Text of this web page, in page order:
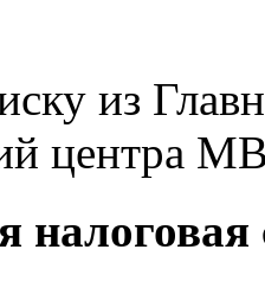
из
центра
налоговая